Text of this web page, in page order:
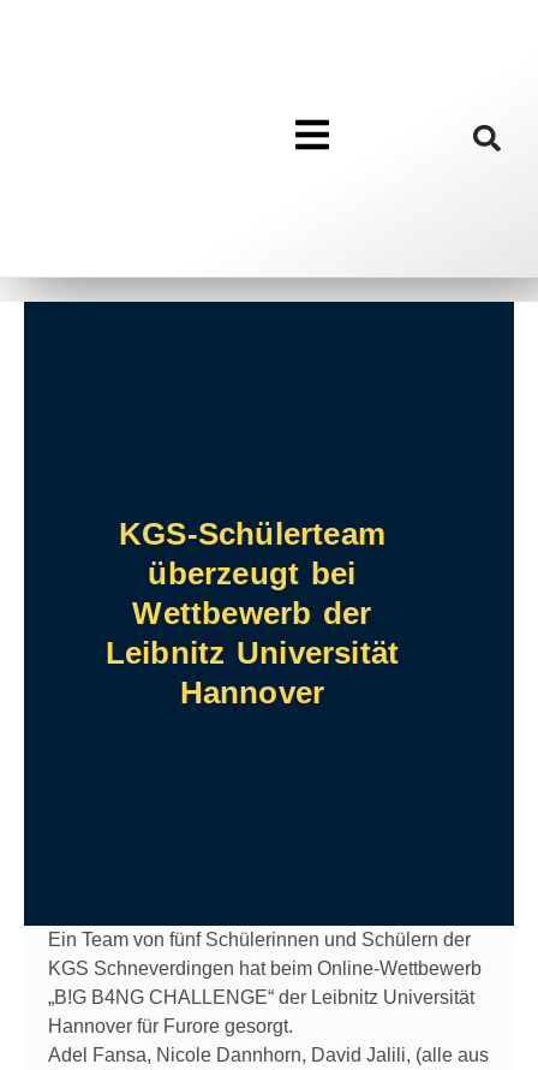
KGS-Schülerteam
überzeugt bei
Wettbewerb der
Leibnitz Universität
Hannover
Ein Team von fünf Schülerinnen und Schülern der
KGS Schneverdingen hat beim Online-Wettbewerb
„B!G B4NG CHALLENGE“ der Leibnitz Universität
Hannover für Furore gesorgt.
Adel Fansa, Nicole Dannhorn, David Jalili, (alle aus